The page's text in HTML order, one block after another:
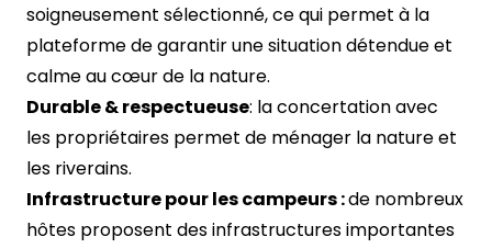
soigneusement sélectionné, ce qui permet à la
plateforme de garantir une situation détendue et
calme au cœur de la nature.
Durable & respectueuse: la concertation avec
les propriétaires permet de ménager la nature et
les riverains.
Infrastructure pour les campeurs :de nombreux
hôtes proposent des infrastructures importantes